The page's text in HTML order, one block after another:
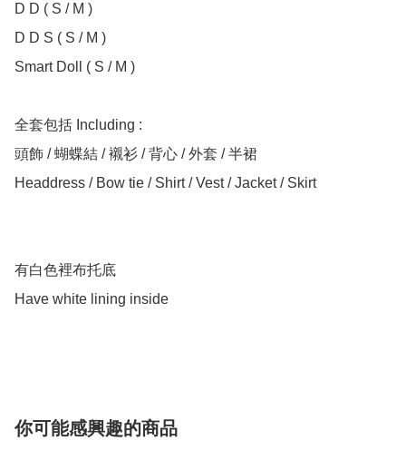
D D ( S / M )
D D S ( S / M )
Smart Doll ( S / M )
全套包括 Including :
頭飾 / 蝴蝶結 / 襯衫 / 背心 / 外套 / 半裙
Headdress / Bow tie / Shirt / Vest / Jacket / Skirt
有白色裡布托底
Have white lining inside
你可能感興趣的商品